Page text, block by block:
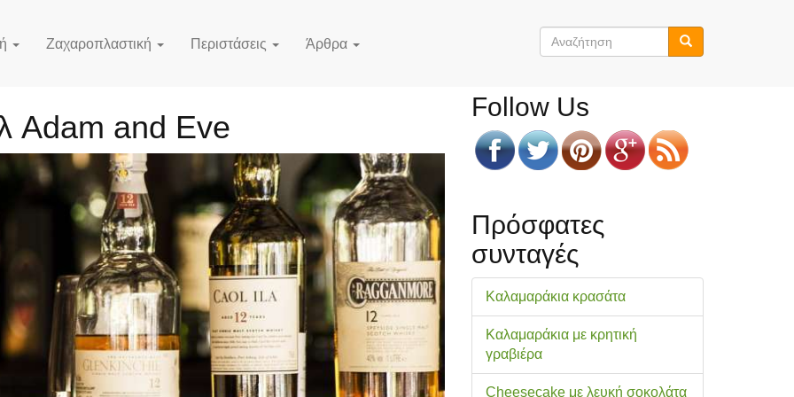
Ζαχαροπλαστική Περιστάσεις Άρθρα
Φόρμα
Adam and Eve
Follow Us
Πρόσφατες
συνταγές
Καλαμαράκια κρασάτα
Καλαμαράκια με κρητική
γραβιέρα
Cheesecake με λευκή σοκολάτα